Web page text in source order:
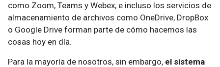
como Zoom, Teams y Webex, e incluso los servicios de
almacenamiento de archivos como OneDrive, DropBox
o Google Drive forman parte de cómo hacemos las
cosas hoy en día.
Para la mayoría de nosotros, sin embargo, el sistema